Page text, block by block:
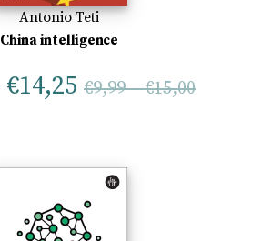
Antonio Teti
China intelligence
€14,25 €9,99–€15,00